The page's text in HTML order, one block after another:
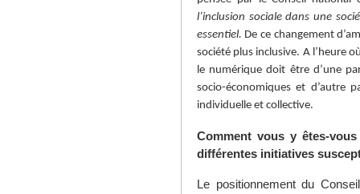
l’inclusion sociale dans une
essentiel. De ce changement
société plus inclusive. A l’heure
le numérique doit être d’une
socio-économiques et d’autre
individuelle et collective.
Comment vous y êtes-
différentes initiatives
Le positionnement du